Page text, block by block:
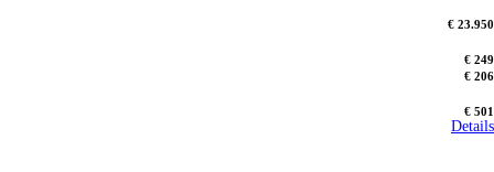
€ 23.950
€ 249
€ 206
€ 501
Details